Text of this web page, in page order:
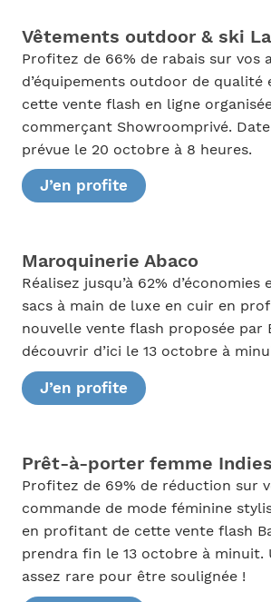
Vêtements outdoor & ski
Profitez de 66% de rabais sur vos
d’équipements outdoor de
cette vente flash en ligne
commerçant Showroomprivé.
prévue le 20 octobre à 8 heures.
J’en profite
Maroquinerie Abaco
Réalisez jusqu’à 62% d’économies
sacs à main de luxe en cuir en
nouvelle vente flash proposée par
découvrir d’ici le 13 octobre à
J’en profite
Prêt-à-porter femme Indies
Profitez de 69% de réduction sur
commande de mode féminine
en profitant de cette vente flash
prendra fin le 13 octobre à minuit.
assez rare pour être soulignée !